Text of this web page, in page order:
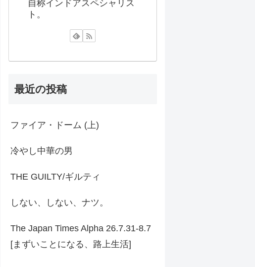
自称インドアスペシャリス
ト。
最近の投稿
ファイア・ドーム (上)
冷やし中華の男
THE GUILTY/ギルティ
しない、しない、ナツ。
The Japan Times Alpha 26.7.31-8.7
[まずいことになる、路上生活]